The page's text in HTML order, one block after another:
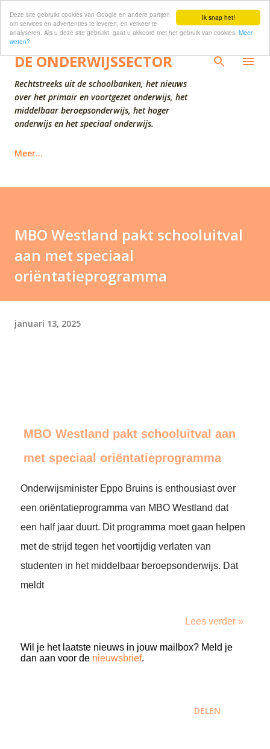
Ik snap het!
Deze site gebruikt cookies van Google en andere partijen
om services en advertenties te leveren, en verkeer te
analyseren. Als u deze site gebruikt, gaat u akkoord met het gebruik van cookies. Meer
weten?
Doorgaan naar hoofdcontent
DE ONDERWIJSSECTOR
Rechtstreeks uit de schoolbanken, het nieuws
over het primair en voortgezet onderwijs, het
middelbaar beroepsonderwijs, het hoger
onderwijs en het speciaal onderwijs.
Meer…
MBO Westland pakt schooluitval
aan met speciaal
oriëntatieprogramma
januari 13, 2025
MBO Westland pakt schooluitval aan
met speciaal oriëntatieprogramma
Onderwijsminister Eppo Bruins is enthousiast over
een oriëntatieprogramma van MBO Westland dat
een half jaar duurt. Dit programma moet gaan helpen
met de strijd tegen het voortijdig verlaten van
studenten in het middelbaar beroepsonderwijs. Dat
meldt
Lees verder »
Wil je het laatste nieuws in jouw mailbox? Meld je
dan aan voor de nieuwsbrief.
DELEN